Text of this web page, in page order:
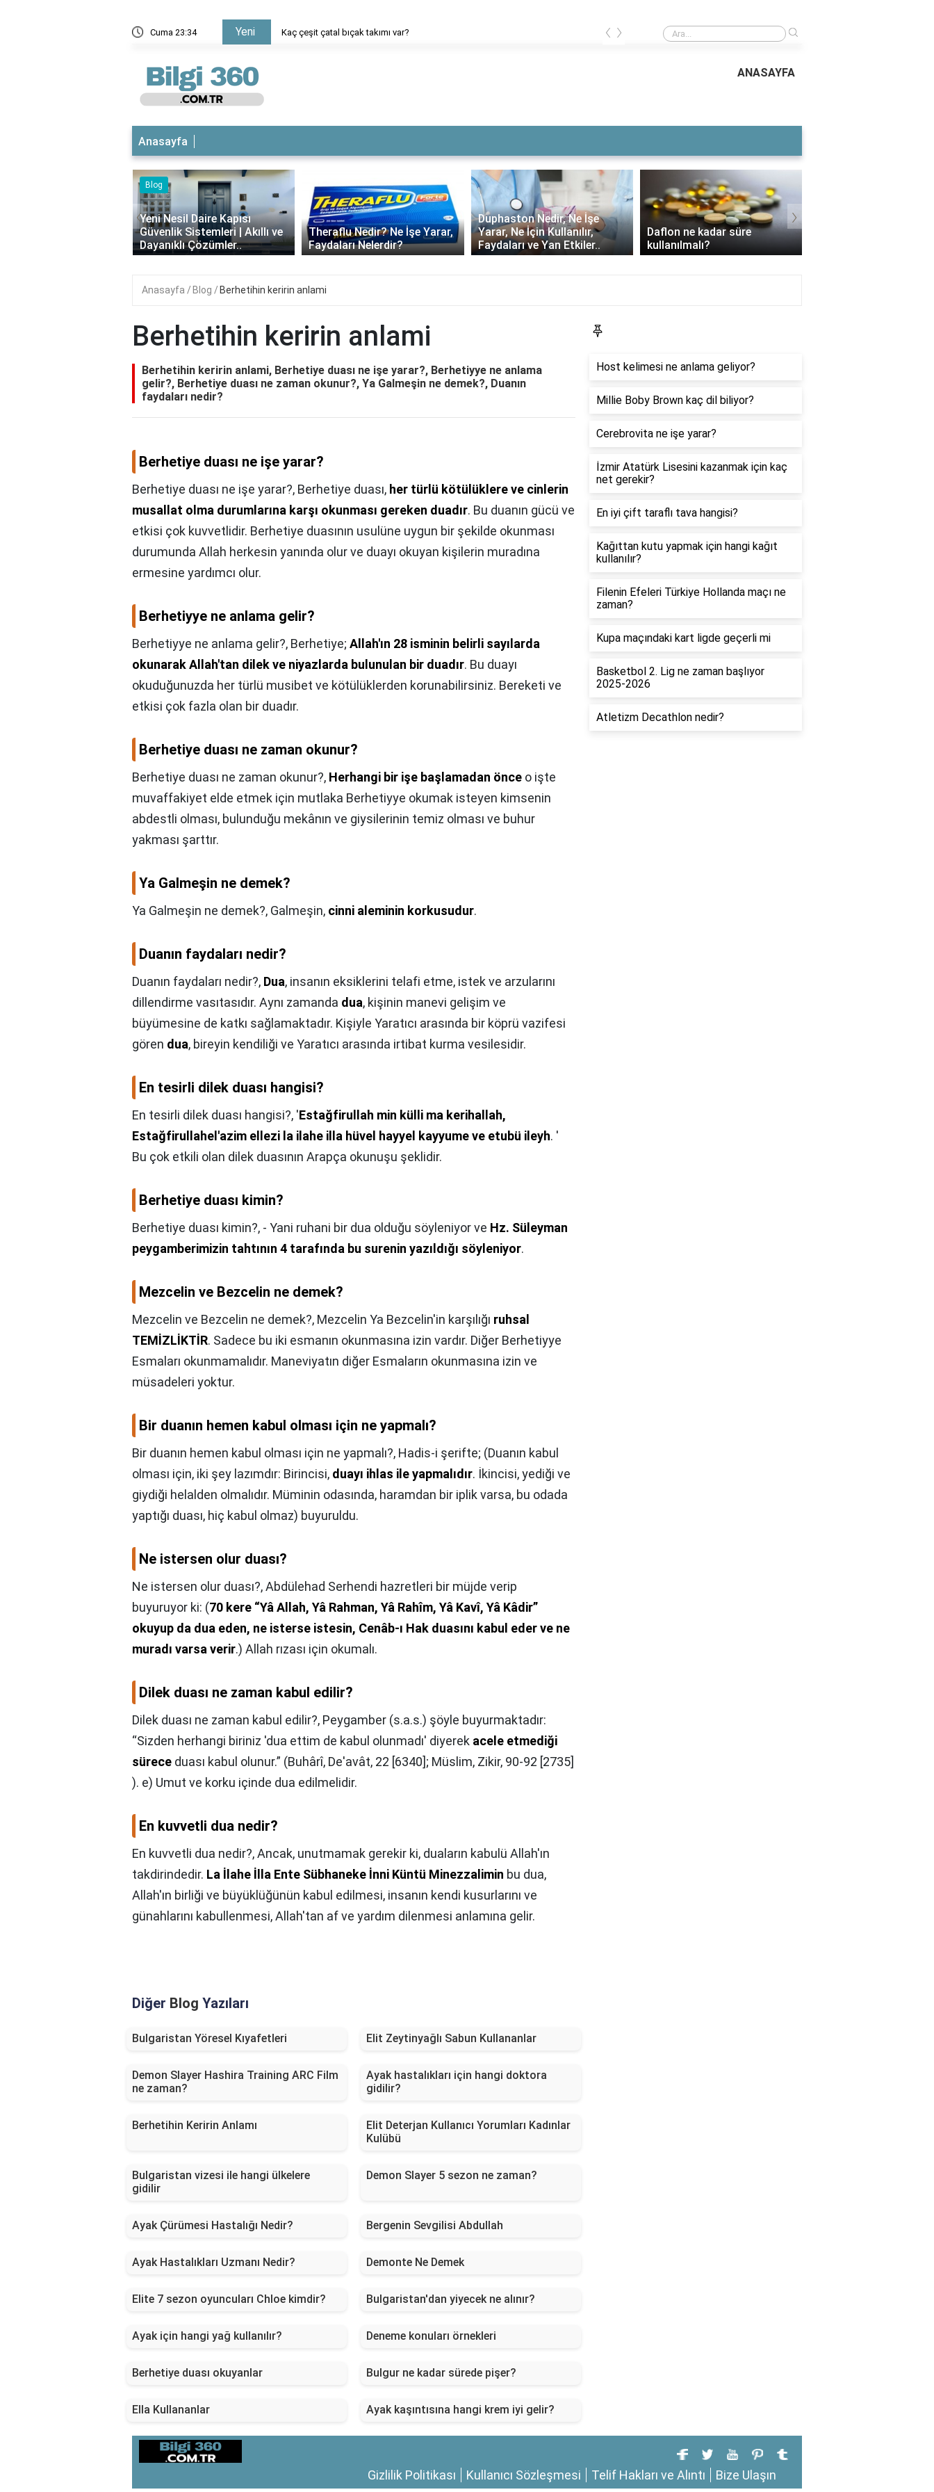
Cuma 23:34 Yeni Kaç çeşit çatal bıçak takımı var? Kaç çeşit çatal bıçak takımı var?
‹ ›
ANASAYFA
Anasayfa
Theraflu Nedir? Ne İşe Yarar,
Faydaları Nelerdir?
Duphaston Nedir, Ne İşe
Yarar, Ne İçin Kullanılır,
Faydaları ve Yan Etkiler..
Daflon ne kadar süre
kullanılmalı?
3 Aylık Bebek Günde Kaç CC
Mama Yer?
‹ ›
Anasayfa Blog Berhetihin keririn anlami
Berhetihin keririn anlami
Berhetihin keririn anlami, Berhetiye duası ne işe yarar?, Berhetiyye ne anlama
gelir?, Berhetiye duası ne zaman okunur?, Ya Galmeşin ne demek?, Duanın
faydaları nedir?
Berhetiye duası ne işe yarar?
Berhetiye duası ne işe yarar?, Berhetiye duası, her türlü kötülüklere ve cinlerin
musallat olma durumlarına karşı okunması gereken duadır. Bu duanın gücü ve
etkisi çok kuvvetlidir. Berhetiye duasının usulüne uygun bir şekilde okunması
durumunda Allah herkesin yanında olur ve duayı okuyan kişilerin muradına
ermesine yardımcı olur.
Berhetiyye ne anlama gelir?
Berhetiyye ne anlama gelir?, Berhetiye; Allah'ın 28 isminin belirli sayılarda
okunarak Allah'tan dilek ve niyazlarda bulunulan bir duadır. Bu duayı
okuduğunuzda her türlü musibet ve kötülüklerden korunabilirsiniz. Bereketi ve
etkisi çok fazla olan bir duadır.
Berhetiye duası ne zaman okunur?
Berhetiye duası ne zaman okunur?, Herhangi bir işe başlamadan önce o işte
muvaffakiyet elde etmek için mutlaka Berhetiyye okumak isteyen kimsenin
abdestli olması, bulunduğu mekânın ve giysilerinin temiz olması ve buhur
yakması şarttır.
Ya Galmeşin ne demek?
Ya Galmeşin ne demek?, Galmeşin, cinni aleminin korkusudur.
Duanın faydaları nedir?
Duanın faydaları nedir?, Dua, insanın eksiklerini telafi etme, istek ve arzularını
dillendirme vasıtasıdır. Aynı zamanda dua, kişinin manevi gelişim ve
büyümesine de katkı sağlamaktadır. Kişiyle Yaratıcı arasında bir köprü vazifesi
gören dua, bireyin kendiliği ve Yaratıcı arasında irtibat kurma vesilesidir.
En tesirli dilek duası hangisi?
En tesirli dilek duası hangisi?, 'Estağfirullah min külli ma kerihallah,
Estağfirullahel'azim ellezi la ilahe illa hüvel hayyel kayyume ve etubü ileyh. '
Bu çok etkili olan dilek duasının Arapça okunuşu şeklidir.
Berhetiye duası kimin?
Berhetiye duası kimin?, - Yani ruhani bir dua olduğu söyleniyor ve Hz. Süleyman
peygamberimizin tahtının 4 tarafında bu surenin yazıldığı söyleniyor.
Mezcelin ve Bezcelin ne demek?
Mezcelin ve Bezcelin ne demek?, Mezcelin Ya Bezcelin'in karşılığı ruhsal
TEMİZLİKTİR. Sadece bu iki esmanın okunmasına izin vardır. Diğer Berhetiyye
Esmaları okunmamalıdır. Maneviyatın diğer Esmaların okunmasına izin ve
müsadeleri yoktur.
Bir duanın hemen kabul olması için ne yapmalı?
Bir duanın hemen kabul olması için ne yapmalı?, Hadis-i şerifte; (Duanın kabul
olması için, iki şey lazımdır: Birincisi, duayı ihlas ile yapmalıdır. İkincisi, yediği ve
giydiği helalden olmalıdır. Müminin odasında, haramdan bir iplik varsa, bu odada
yaptığı duası, hiç kabul olmaz) buyuruldu.
Ne istersen olur duası?
Ne istersen olur duası?,Abdülehad Serhendi hazretleri bir müjde verip
buyuruyor ki: (70 kere “Yâ Allah, Yâ Rahman, Yâ Rahîm, Yâ Kavî, Yâ Kâdir”
okuyup da dua eden, ne isterse istesin, Cenâb-ı Hak duasını kabul eder ve ne
muradı varsa verir.) Allah rızası için okumalı.
Dilek duası ne zaman kabul edilir?
Dilek duası ne zaman kabul edilir?, Peygamber (s.a.s.) şöyle buyurmaktadır:
“Sizden herhangi biriniz 'dua ettim de kabul olunmadı' diyerek acele etmediği
sürece duası kabul olunur.” (Buhârî, De'avât, 22 [6340]; Müslim, Zikir, 90-92 [2735]
). e) Umut ve korku içinde dua edilmelidir.
En kuvvetli dua nedir?
En kuvvetli dua nedir?,Ancak, unutmamak gerekir ki, duaların kabulü Allah'ın
takdirindedir. La İlahe İlla Ente Sübhaneke İnni Küntü Minezzalimin bu dua,
Allah'ın birliği ve büyüklüğünün kabul edilmesi, insanın kendi kusurlarını ve
günahlarını kabullenmesi, Allah'tan af ve yardım dilenmesi anlamına gelir.
Diğer Blog Yazıları
Bulgaristan Yöresel Kıyafetleri Elit Zeytinyağlı Sabun Kullananlar
Demon Slayer Hashira Training ARC Film
ne zaman?
Ayak hastalıkları için hangi doktora
gidilir?
Berhetihin Keririn Anlamı
Elit Deterjan Kullanıcı Yorumları Kadınlar
Kulübü
Bulgaristan vizesi ile hangi ülkelere
gidilir
Demon Slayer 5 sezon ne zaman?
Ayak Çürümesi Hastalığı Nedir? Bergenin Sevgilisi Abdullah
Ayak Hastalıkları Uzmanı Nedir? Demonte Ne Demek
Elite 7 sezon oyuncuları Chloe kimdir? Bulgaristan'dan yiyecek ne alınır?
Ayak için hangi yağ kullanılır? Deneme konuları örnekleri
Berhetiye duası okuyanlar Bulgur ne kadar sürede pişer?
Ella Kullananlar Ayak kaşıntısına hangi krem iyi gelir?
Host kelimesi ne anlama geliyor?
Millie Boby Brown kaç dil biliyor?
Cerebrovita ne işe yarar?
İzmir Atatürk Lisesini kazanmak için kaç
net gerekir?
En iyi çift taraflı tava hangisi?
Kağıttan kutu yapmak için hangi kağıt
kullanılır?
Filenin Efeleri Türkiye Hollanda maçı ne
zaman?
Kupa maçındaki kart ligde geçerli mi
Basketbol 2. Lig ne zaman başlıyor
2025-2026
Atletizm Decathlon nedir?
Gizlilik Politikası Kullanıcı Sözleşmesi Telif Hakları ve Alıntı Bize Ulaşın